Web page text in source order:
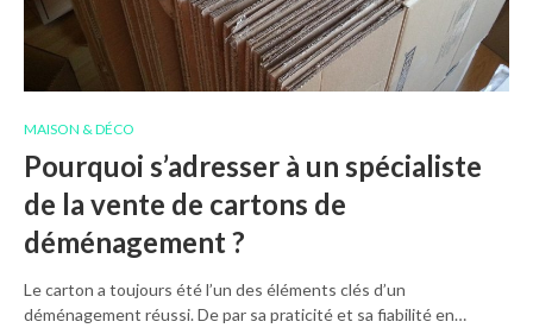
MAISON & DÉCO
Pourquoi s’adresser à un spécialiste
de la vente de cartons de
déménagement ?
Le carton a toujours été l’un des éléments clés d’un
déménagement réussi. De par sa praticité et sa fiabilité en…